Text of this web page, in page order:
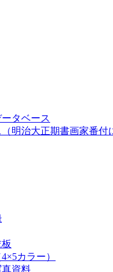
タベース
明治大正期書画家番付
カラー）
資料